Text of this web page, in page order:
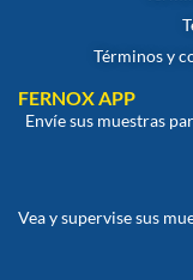
Términos y
FERNOX APP
Envíe sus muestras
Vea y supervise sus